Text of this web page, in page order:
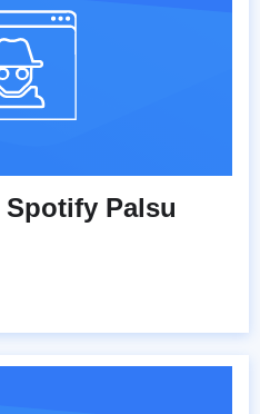
Spotify Palsu